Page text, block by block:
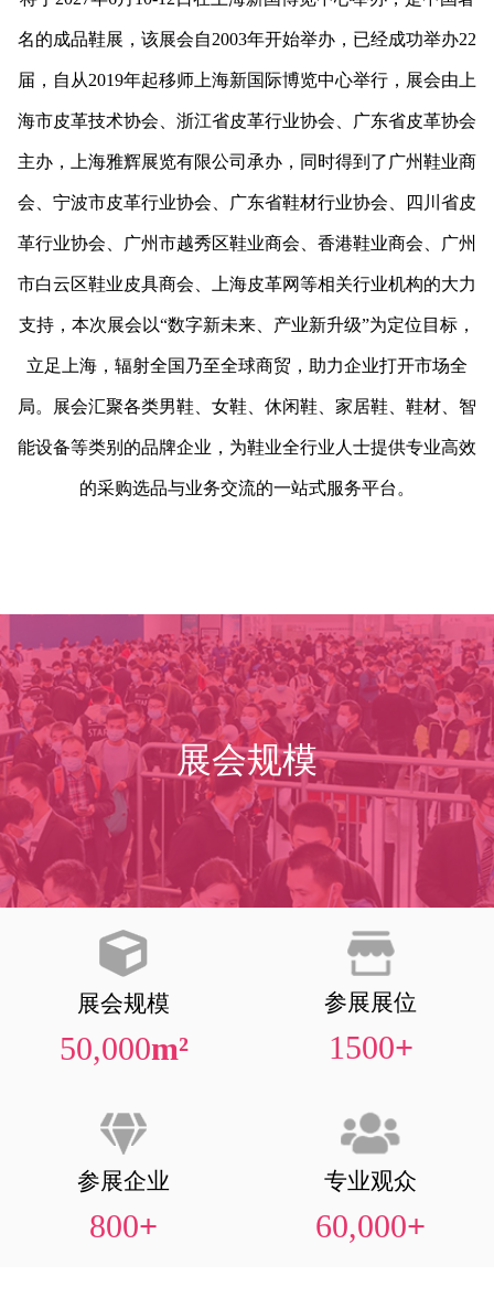
名的成品鞋展，该展会自2003年开始举办，已经成功举办22
届，自从2019年起移师上海新国际博览中心举行，展会由上
海市皮革技术协会、浙江省皮革行业协会、广东省皮革协会
主办，上海雅辉展览有限公司承办，同时得到了广州鞋业商
会、宁波市皮革行业协会、广东省鞋材行业协会、四川省皮
革行业协会、广州市越秀区鞋业商会、香港鞋业商会、广州
市白云区鞋业皮具商会、上海皮革网等相关行业机构的大力
支持，本次展会以“数字新未来、产业新升级”为定位目标，
立足上海，辐射全国乃至全球商贸，助力企业打开市场全
局。展会汇聚各类男鞋、女鞋、休闲鞋、家居鞋、鞋材、智
能设备等类别的品牌企业，为鞋业全行业人士提供专业高效
的采购选品与业务交流的一站式服务平台。
展会规模
展会规模
50,000m²
参展展位
1500+
参展企业
800+
专业观众
60,000+